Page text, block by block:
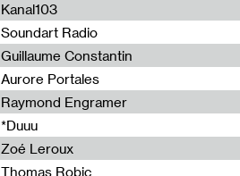
Kanal103
Soundart Radio
Guillaume Constantin
Aurore Portales
Raymond Engramer
*Duuu
Zoé Leroux
Thomas Robic